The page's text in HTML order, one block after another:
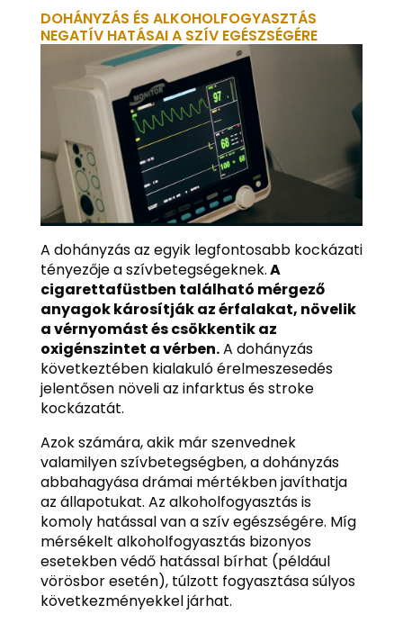
DOHÁNYZÁS ÉS ALKOHOLFOGYASZTÁS
NEGATÍV HATÁSAI A SZÍV EGÉSZSÉGÉRE
A dohányzás az egyik legfontosabb kockázati
tényezője a szívbetegségeknek.A
cigarettafüstben található mérgező
anyagok károsítják az érfalakat, növelik
a vérnyomást és csökkentik az
oxigénszintet a vérben.A dohányzás
következtében kialakuló érelmeszesedés
jelentősen növeli az infarktus és stroke
kockázatát.
Azok számára, akik már szenvednek
valamilyen szívbetegségben, a dohányzás
abbahagyása drámai mértékben javíthatja
az állapotukat. Az alkoholfogyasztás is
komoly hatással van a szív egészségére. Míg
mérsékelt alkoholfogyasztás bizonyos
esetekben védő hatással bírhat (például
vörösbor esetén), túlzott fogyasztása súlyos
következményekkel járhat.